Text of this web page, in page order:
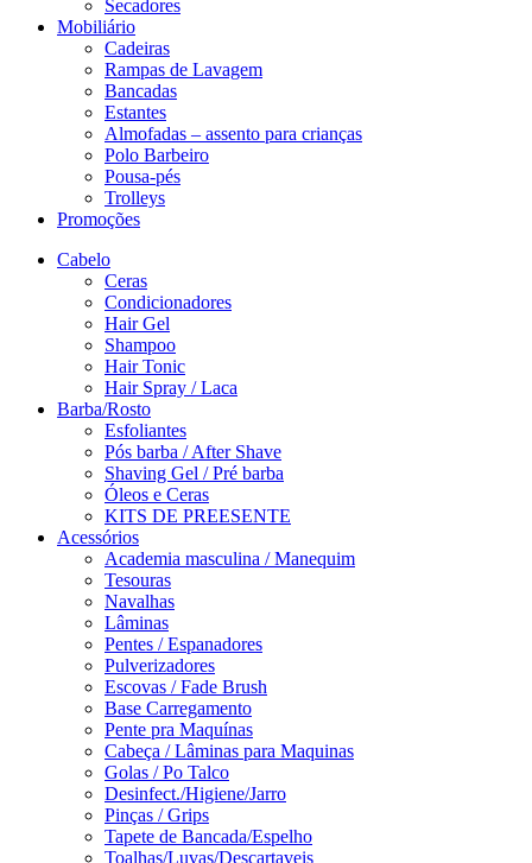
Secadores
Mobiliário
Cadeiras
Rampas de Lavagem
Bancadas
Estantes
Almofadas – assento para crianças
Polo Barbeiro
Pousa-pés
Trolleys
Promoções
Cabelo
Ceras
Condicionadores
Hair Gel
Shampoo
Hair Tonic
Hair Spray / Laca
Barba/Rosto
Esfoliantes
Pós barba / After Shave
Shaving Gel / Pré barba
Óleos e Ceras
KITS DE PREESENTE
Acessórios
Academia masculina / Manequim
Tesouras
Navalhas
Lâminas
Pentes / Espanadores
Pulverizadores
Escovas / Fade Brush
Base Carregamento
Pente pra Maquínas
Cabeça / Lâminas para Maquinas
Golas / Po Talco
Desinfect./Higiene/Jarro
Pinças / Grips
Tapete de Bancada/Espelho
Toalhas/Luvas/Descartaveis